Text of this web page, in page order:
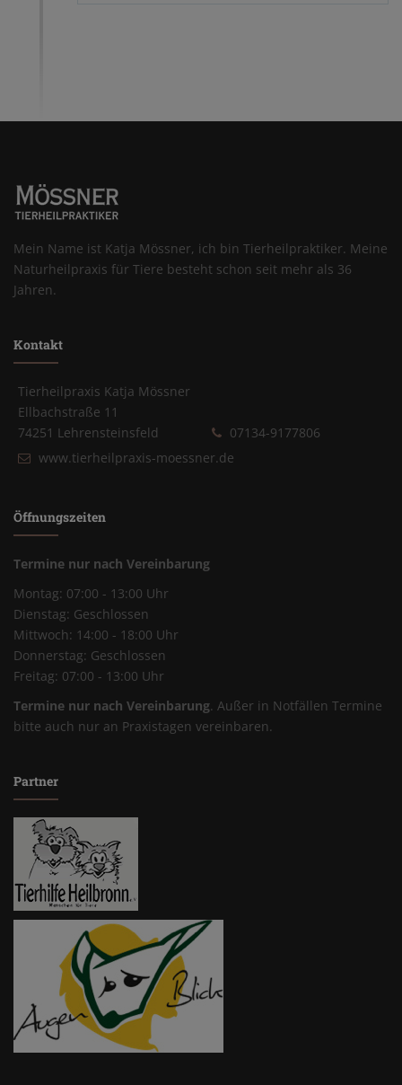
Mein Name ist Katja Mössner, ich bin Tierheilpraktiker. Meine
Naturheilpraxis für Tiere besteht schon seit mehr als 36
Jahren.
Kontakt
Tierheilpraxis Katja Mössner
Ellbachstraße 11
74251 Lehrensteinsfeld
07134-9177806
www.tierheilpraxis-moessner.de
Öffnungszeiten
Termine nur nach Vereinbarung
Montag: 07:00 - 13:00 Uhr
Dienstag: Geschlossen
Mittwoch: 14:00 - 18:00 Uhr
Donnerstag: Geschlossen
Freitag: 07:00 - 13:00 Uhr
Termine nur nach Vereinbarung. Außer in Notfällen Termine
bitte auch nur an Praxistagen vereinbaren.
Partner